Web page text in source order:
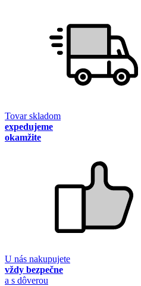
Tovar skladom
expedujeme
okamžite
U nás nakupujete
vždy bezpečne
a s dôverou